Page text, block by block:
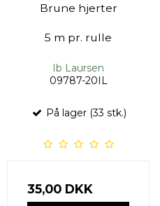
Brune hjerter
5 m pr. rulle
Ib Laursen
09787-20IL
På lager (33 stk.)
35,00 DKK